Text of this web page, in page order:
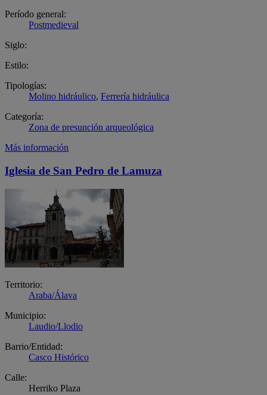
Período general:
Postmedieval
Siglo:
Estilo:
Tipologías:
Molino hidráulico, Ferrería hidráulica
Categoría:
Zona de presunción arqueológica
Más información
Iglesia de San Pedro de Lamuza
Territorio:
Araba/Álava
Municipio:
Laudio/Llodio
Barrio/Entidad:
Casco Histórico
Calle:
Herriko Plaza